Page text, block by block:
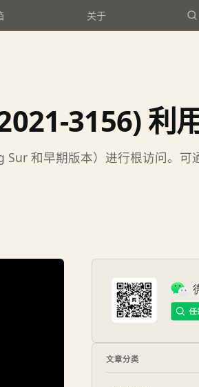
关于
3156) 利
和早期版本）进行根访问。可
文章分类